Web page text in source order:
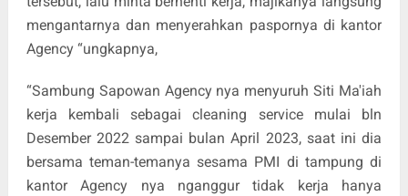
mengantarnya dan menyerahkan paspornya di kantor
Agency “ungkapnya,
“Sambung Sapowan Agency nya menyuruh Siti Ma'iah
kerja kembali sebagai cleaning service mulai bln
Desember 2022 sampai bulan April 2023, saat ini dia
bersama teman-temanya sesama PMI di tampung di
kantor Agency nya nganggur tidak kerja hanya